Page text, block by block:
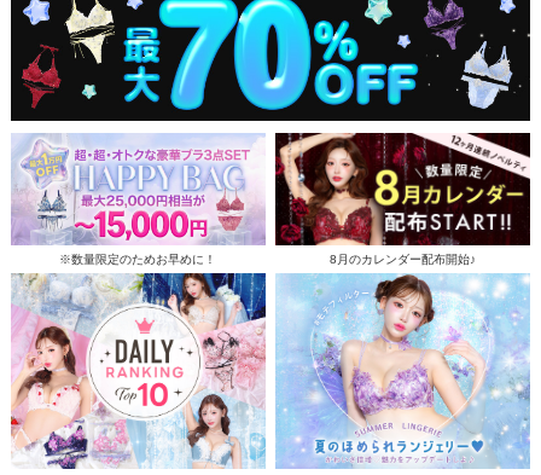
※数量限定のためお早めに！ 8月のカレンダー配布開始♪